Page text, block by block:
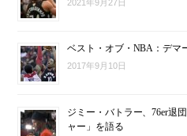
2021年9月27日
ベスト・オブ・NBA：デマ
2017年9月10日
ジミー・バトラー、76er退
ャー」を語る